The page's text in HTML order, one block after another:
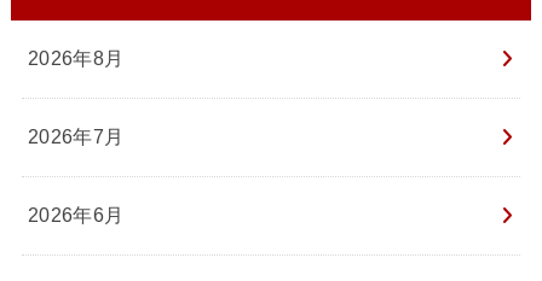
2026年8月
2026年7月
2026年6月